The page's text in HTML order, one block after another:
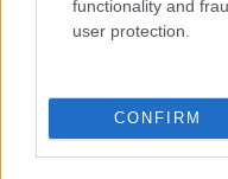
functionality and
user protection.
CONFIRM